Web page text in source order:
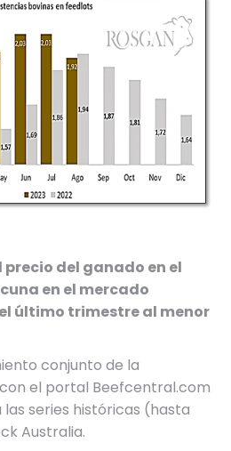
del ganado en el
en el mercado
último trimestre al menor
conjunto de la
el portal Beefcentral.com
series históricas (hasta
Australia.